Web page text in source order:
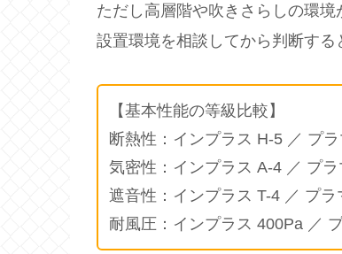
ただし高層階や吹きさらしの環
設置環境を相談してから判断する
【基本性能の等級比較】
断熱性：インプラス H-5 ／ プ
気密性：インプラス A-4 ／ プ
遮音性：インプラス T-4 ／ プラ
耐風圧：インプラス 400Pa ／